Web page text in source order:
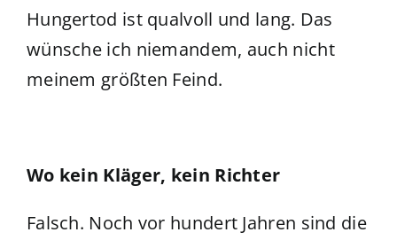
Hungertod ist qualvoll und lang. Das
wünsche ich niemandem, auch nicht
meinem größten Feind.
Wo kein Kläger, kein Richter
Falsch. Noch vor hundert Jahren sind die